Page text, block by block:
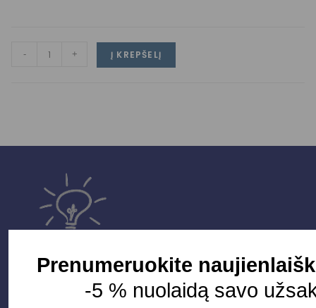
- + Į KREPŠELĮ
Prenumeruokite
-5 % nuolaidą savo